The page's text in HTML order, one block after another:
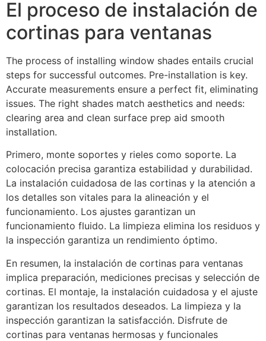
El proceso de instalación de
cortinas para ventanas
The process of installing window shades entails crucial
steps for successful outcomes. Pre-installation is key.
Accurate measurements ensure a perfect fit, eliminating
issues. The right shades match aesthetics and needs:
clearing area and clean surface prep aid smooth
installation.
Primero, monte soportes y rieles como soporte. La
colocación precisa garantiza estabilidad y durabilidad.
La instalación cuidadosa de las cortinas y la atención a
los detalles son vitales para la alineación y el
funcionamiento. Los ajustes garantizan un
funcionamiento fluido. La limpieza elimina los residuos y
la inspección garantiza un rendimiento óptimo.
En resumen, la instalación de cortinas para ventanas
implica preparación, mediciones precisas y selección de
cortinas. El montaje, la instalación cuidadosa y el ajuste
garantizan los resultados deseados. La limpieza y la
inspección garantizan la satisfacción. Disfrute de
cortinas para ventanas hermosas y funcionales